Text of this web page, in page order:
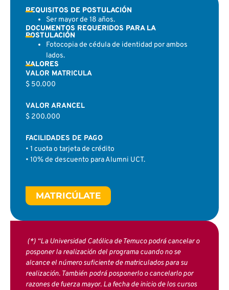
REQUISITOS DE POSTULACIÓN
Ser mayor de 18 años.
DOCUMENTOS REQUERIDOS PARA LA
POSTULACIÓN
Fotocopia de cédula de identidad por ambos
lados.
VALORES
VALOR MATRICULA
$ 50.000
VALOR ARANCEL
$ 200.000
FACILIDADES DE PAGO
• 1 cuota o tarjeta de crédito
• 10% de descuento para Alumni UCT.
MATRICÚLATE
(*) “La Universidad Católica de Temuco podrá cancelar o
posponer la realización del programa cuando no se
alcance el número suficiente de matriculados para su
realización. También podrá posponerlo o cancelarlo por
razones de fuerza mayor. La fecha de inicio de los cursos